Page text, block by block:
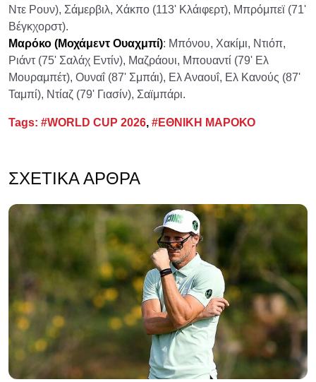
Ντε Ρουν), Σάμερβιλ, Χάκπο (113' Κλάιφερτ), Μπρόμπεϊ (71'
Βέγκχορστ).
Μαρόκο (Μοχάμεντ Ουαχμπί): Μπόνου, Χακίμι, Ντιόπ,
Ριάντ (75' Σαλάχ Εντίν), Μαζράουι, Μπουαντί (79' Ελ
Μουραμπέτ), Ουναΐ (87' Σμπάι), Ελ Αναουΐ, Ελ Κανούς (87'
Ταμπί), Ντίαζ (79' Γιασίν), Σαϊμπάρι.
Tags: #WORLD CUP 2026, #ΕΘΝΙΚΗ ΜΑΡΟΚΟ
ΣΧΕΤΙΚΆ ΆΡΘΡΑ